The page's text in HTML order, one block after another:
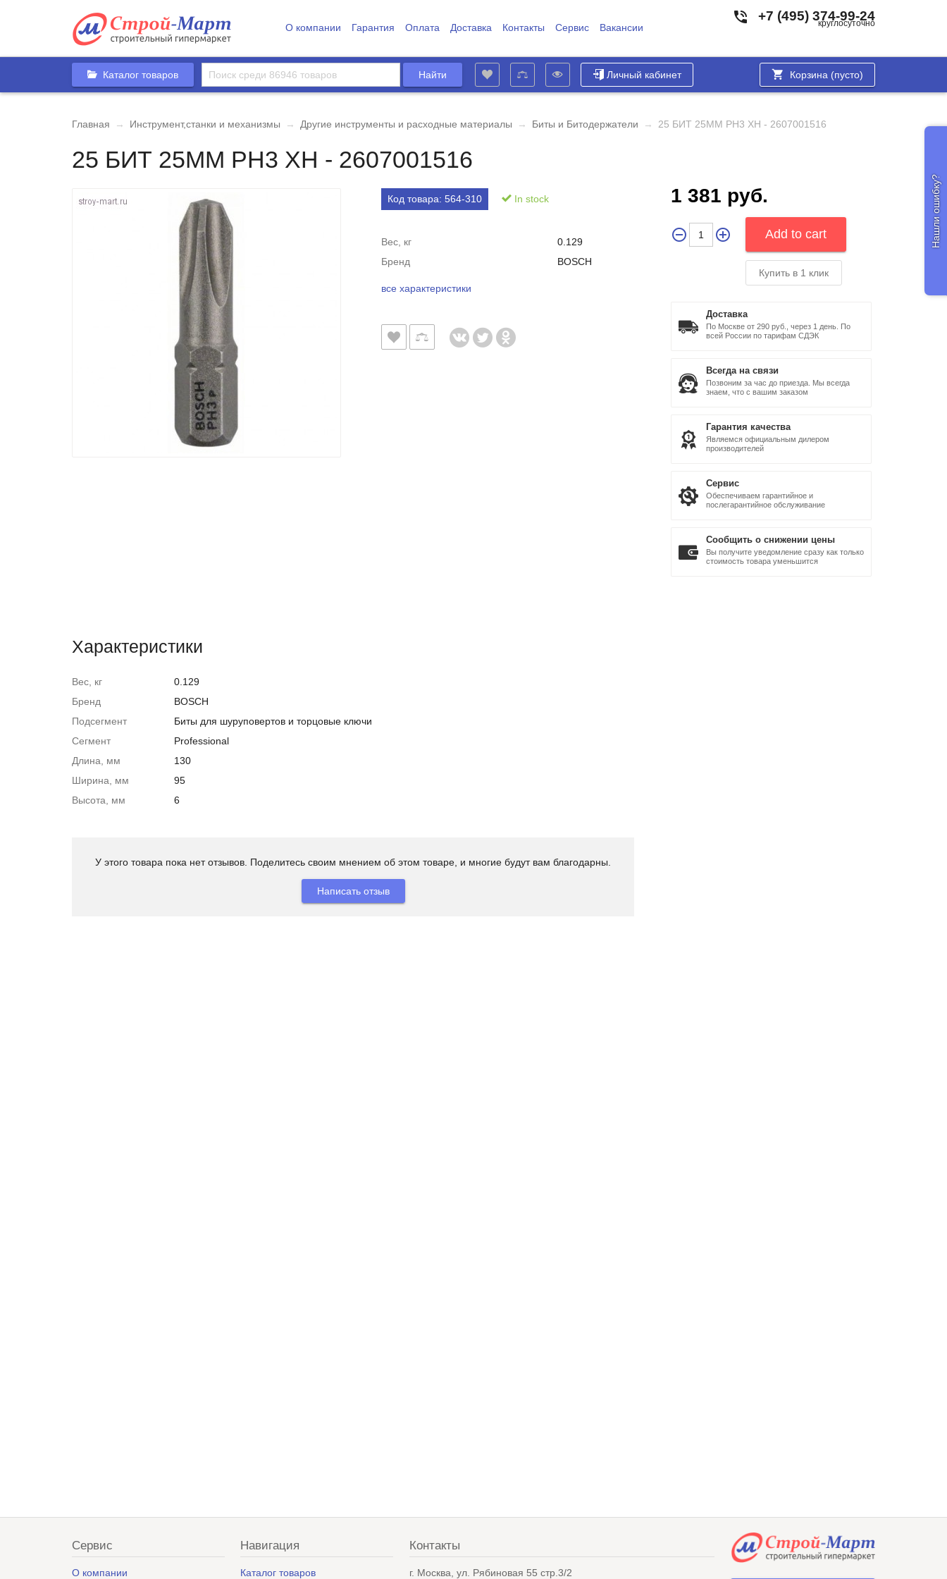
О компании Гарантия Оплата Доставка Контакты Сервис Вакансии
+7 (495) 374-99-24
круглосуточно
Каталог товаров Личный кабинет Корзина (пусто)
Главная → Инструмент,станки и механизмы → Другие инструменты и расходные материалы → Биты и Битодержатели → 25 БИТ 25ММ PH3 XH - 2607001516
25 БИТ 25ММ PH3 XH - 2607001516
Код товара:564-310 In stock
Вес, кг
0.129
Бренд
BOSCH
все характеристики
1 381 руб.
Купить в 1 клик
Доставка
По Москве от 290 руб., через 1 день. По
всей России по тарифам СДЭК
Всегда на связи
Позвоним за час до приезда. Мы всегда
знаем, что с вашим заказом
Гарантия качества
Являемся официальным дилером
производителей
Сервис
Обеспечиваем гарантийное и
послегарантийное обслуживание
Сообщить о снижении цены
Вы получите уведомление сразу как только
стоимость товара уменьшится
Характеристики
Вес, кг
0.129
Бренд
BOSCH
Подсегмент
Биты для шуруповертов и торцовые ключи
Сегмент
Professional
Длина, мм
130
Ширина, мм
95
Высота, мм
6
У этого товара пока нет отзывов. Поделитесь своим мнением об этом товаре, и многие будут вам благодарны.
Написать отзыв
Сервис
О компании
Навигация
Каталог товаров
Контакты
г. Москва, ул. Рябиновая 55 стр.3/2
Нашли ошибку?